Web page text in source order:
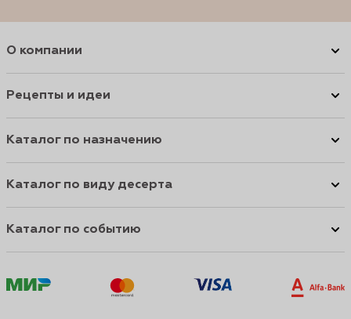
О компании
Рецепты и идеи
Каталог по назначению
Каталог по виду десерта
Каталог по событию